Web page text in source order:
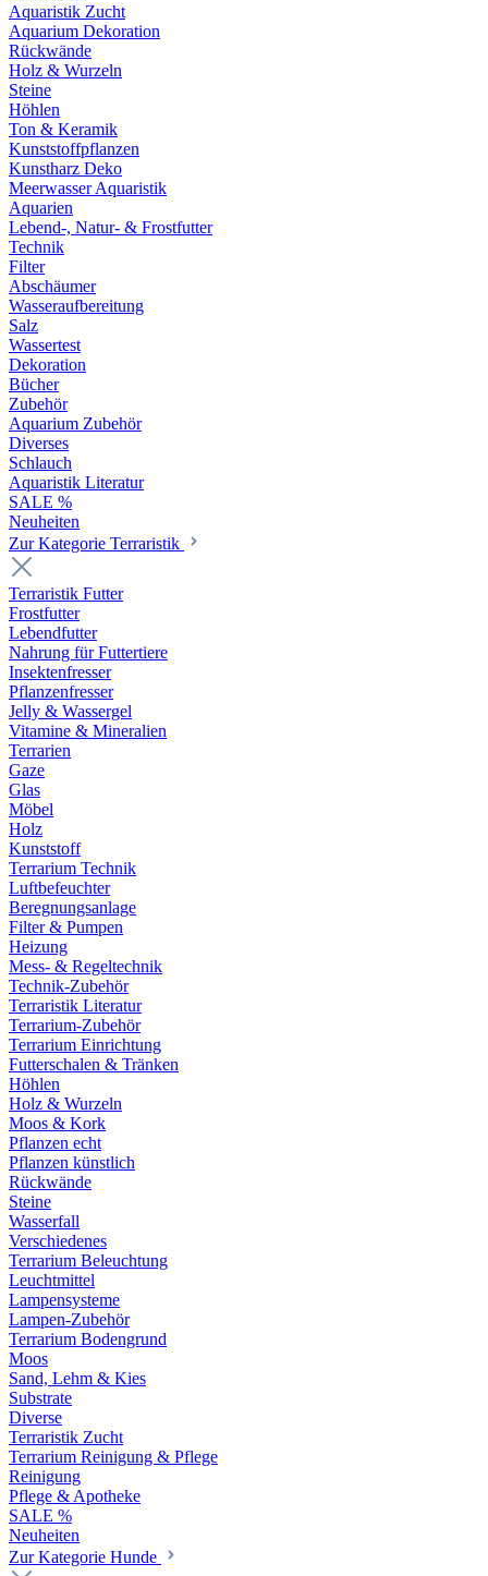
Aquaristik Zucht
Aquarium Dekoration
Rückwände
Holz & Wurzeln
Steine
Höhlen
Ton & Keramik
Kunststoffpflanzen
Kunstharz Deko
Meerwasser Aquaristik
Aquarien
Lebend-, Natur- & Frostfutter
Technik
Filter
Abschäumer
Wasseraufbereitung
Salz
Wassertest
Dekoration
Bücher
Zubehör
Aquarium Zubehör
Diverses
Schlauch
Aquaristik Literatur
SALE %
Neuheiten
Zur Kategorie Terraristik
Terraristik Futter
Frostfutter
Lebendfutter
Nahrung für Futtertiere
Insektenfresser
Pflanzenfresser
Jelly & Wassergel
Vitamine & Mineralien
Terrarien
Gaze
Glas
Möbel
Holz
Kunststoff
Terrarium Technik
Luftbefeuchter
Beregnungsanlage
Filter & Pumpen
Heizung
Mess- & Regeltechnik
Technik-Zubehör
Terraristik Literatur
Terrarium-Zubehör
Terrarium Einrichtung
Futterschalen & Tränken
Höhlen
Holz & Wurzeln
Moos & Kork
Pflanzen echt
Pflanzen künstlich
Rückwände
Steine
Wasserfall
Verschiedenes
Terrarium Beleuchtung
Leuchtmittel
Lampensysteme
Lampen-Zubehör
Terrarium Bodengrund
Moos
Sand, Lehm & Kies
Substrate
Diverse
Terraristik Zucht
Terrarium Reinigung & Pflege
Reinigung
Pflege & Apotheke
SALE %
Neuheiten
Zur Kategorie Hunde